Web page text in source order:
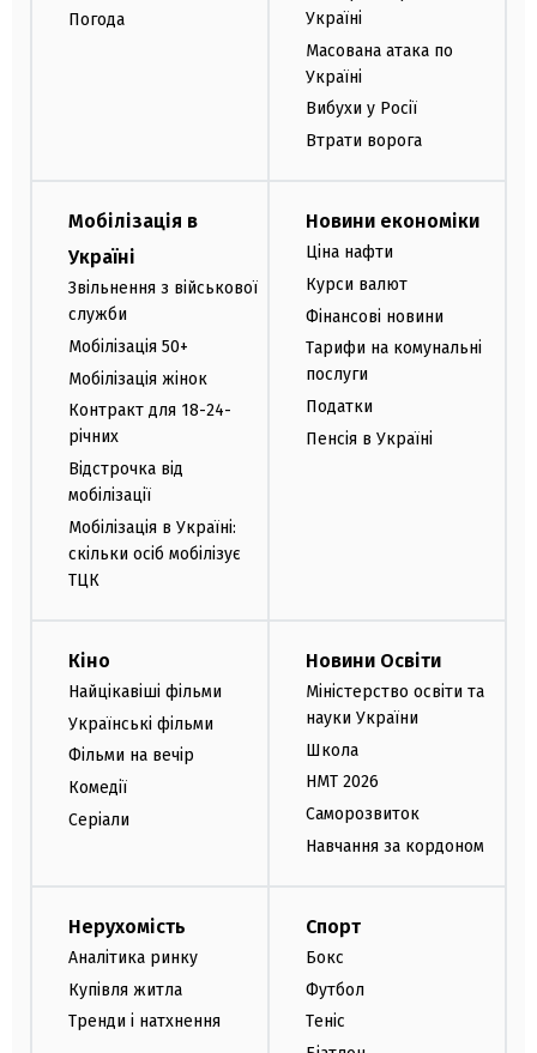
Погода
Україні
Масована атака по
Україні
Вибухи у Росії
Втрати ворога
Мобілізація в
Україні
Звільнення з військової
служби
Мобілізація 50+
Мобілізація жінок
Контракт для 18-24-
річних
Відстрочка від
мобілізації
Мобілізація в Україні:
скільки осіб мобілізує
ТЦК
Новини економіки
Ціна нафти
Курси валют
Фінансові новини
Тарифи на комунальні
послуги
Податки
Пенсія в Україні
Кіно
Найцікавіші фільми
Українські фільми
Фільми на вечір
Комедії
Серіали
Новини Освіти
Міністерство освіти та
науки України
Школа
НМТ 2026
Саморозвиток
Навчання за кордоном
Нерухомість
Аналітика ринку
Купівля житла
Тренди і натхнення
Спорт
Бокс
Футбол
Теніс